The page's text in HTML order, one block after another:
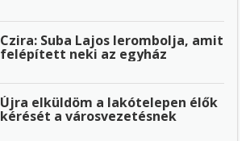
Czira: Suba Lajos lerombolja, amit
felépített neki az egyház
Újra elküldöm a lakótelepen élők
kérését a városvezetésnek